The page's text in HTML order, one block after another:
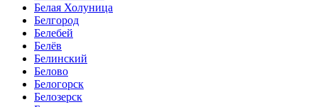
Белая Холуница
Белгород
Белебей
Белёв
Белинский
Белово
Белогорск
Белозерск